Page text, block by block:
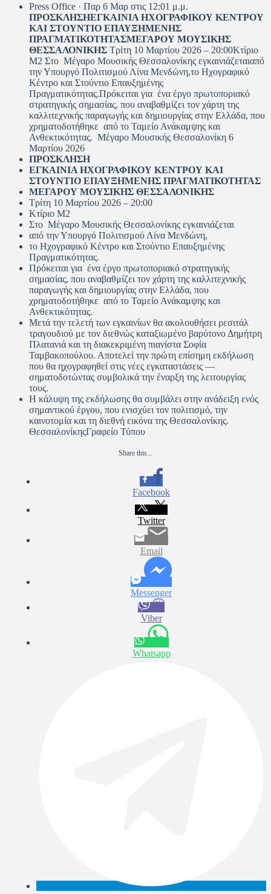
Press Office · Παρ 6 Μαρ στις 12:01 μ.μ.
ΠΡΟΣΚΛΗΣΗΕΓΚΑΙΝΙΑ ΗΧΟΓΡΑΦΙΚΟΥ ΚΕΝΤΡΟΥ
ΚΑΙ ΣΤΟΥΝΤΙΟ ΕΠΑΥΞΗΜΕΝΗΣ
ΠΡΑΓΜΑΤΙΚΟΤΗΤΑΣΜΕΓΑΡΟΥ ΜΟΥΣΙΚΗΣ
ΘΕΣΣΑΛΟΝΙΚΗΣ Τρίτη 10 Μαρτίου 2026 – 20:00Κτίριο
Μ2 Στο Μέγαρο Μουσικής Θεσσαλονίκης εγκαινιάζεταιαπό
την Υπουργό Πολιτισμού Λίνα Μενδώνη,το Ηχογραφικό
Κέντρο και Στούντιο Επαυξημένης
Πραγματικότητας.Πρόκειται για ένα έργο πρωτοποριακό
στρατηγικής σημασίας, που αναβαθμίζει τον χάρτη της
καλλιτεχνικής παραγωγής και δημιουργίας στην Ελλάδα, που
χρηματοδοτήθηκε από το Ταμείο Ανάκαμψης και
Ανθεκτικότητας. Μέγαρο Μουσικής Θεσσαλονίκη 6
Μαρτίου 2026
ΠΡΟΣΚΛΗΣΗ
ΕΓΚΑΙΝΙΑ ΗΧΟΓΡΑΦΙΚΟΥ ΚΕΝΤΡΟΥ ΚΑΙ
ΣΤΟΥΝΤΙΟ ΕΠΑΥΞΗΜΕΝΗΣ ΠΡΑΓΜΑΤΙΚΟΤΗΤΑΣ
ΜΕΓΑΡΟΥ ΜΟΥΣΙΚΗΣ ΘΕΣΣΑΛΟΝΙΚΗΣ
Τρίτη 10 Μαρτίου 2026 – 20:00
Κτίριο Μ2
Στο Μέγαρο Μουσικής Θεσσαλονίκης εγκαινιάζεται
από την Υπουργό Πολιτισμού Λίνα Μενδώνη,
το Ηχογραφικό Κέντρο και Στούντιο Επαυξημένης
Πραγματικότητας.
Πρόκειται για ένα έργο πρωτοποριακό στρατηγικής
σημασίας, που αναβαθμίζει τον χάρτη της καλλιτεχνικής
παραγωγής και δημιουργίας στην Ελλάδα, που
χρηματοδοτήθηκε από το Ταμείο Ανάκαμψης και
Ανθεκτικότητας.
Μετά την τελετή των εγκαινίων θα ακολουθήσει ρεσιτάλ
τραγουδιού με τον διεθνώς καταξιωμένο βαρύτονο Δημήτρη
Πλατανιά και τη διακεκριμένη πιανίστα Σοφία
Ταμβακοπούλου. Αποτελεί την πρώτη επίσημη εκδήλωση
που θα ηχογραφηθεί στις νέες εγκαταστάσεις —
σηματοδοτώντας συμβολικά την έναρξη της λειτουργίας
τους.
Η κάλυψη της εκδήλωσης θα συμβάλει στην ανάδειξη ενός
σημαντικού έργου, που ενισχύει τον πολιτισμό, την
καινοτομία και τη διεθνή εικόνα της Θεσσαλονίκης.
ΘεσσαλονίκηςΓραφείο Τύπου
Share this...
Facebook
Twitter
Email
Messenger
Viber
Whatsapp